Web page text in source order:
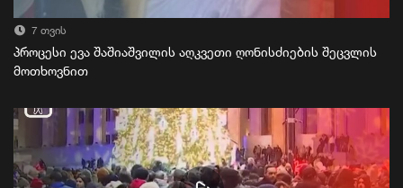
7 თვის
პროცესი ევა შაშიაშვილის აღკვეთი ღონისძიების შეცვლის
მოთხოვნით